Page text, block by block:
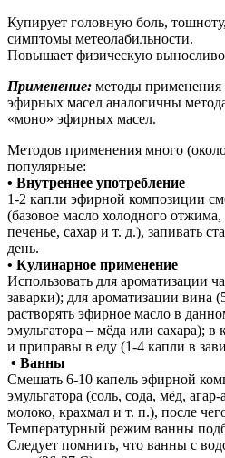
Купирует головную боль,
симптомы метеолабильности.
Повышает физическую
Применение: методы
эфирных масел аналогичны
«моно» эфирных масел.
Методов применения много
популярные:
• Внутреннее употребление
1-2 капли эфирной композиции
(базовое масло холодного
печенье, сахар и т. д.), запивать
день.
• Кулинарное применение
Использовать для ароматизации
заварки); для ароматизации вина
растворять эфирное масло в
эмульгатора – мёда или сахара); в
и приправы в еду (1-4 капли в
• Ванны
Смешать 6-10 капель эфирной
эмульгатора (соль, сода, мёд,
молоко, крахмал и т. п.), после
Температурный режим ванны
Следует помнить, что ванны с